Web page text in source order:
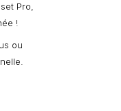
Pro,
!
ou